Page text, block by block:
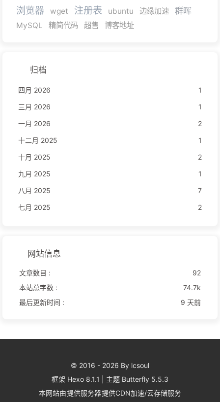
浏览器 wget 注册表 ubuntu 边缘加速 群晖
MySQL 精简代码 超售 博客地址
归档
四月 2026
1
三月 2026
1
一月 2026
2
十二月 2025
1
十月 2025
2
九月 2025
1
八月 2025
7
七月 2025
2
网站信息
文章数目 :
92
本站总字数 :
74.7k
最后更新时间 :
9 天前
© 2016 - 2026 By lcsoul
框架 Hexo 8.1.1 主题 Butterfly 5.5.3
本网站由提供服务器提供CDN加速/云存储服务